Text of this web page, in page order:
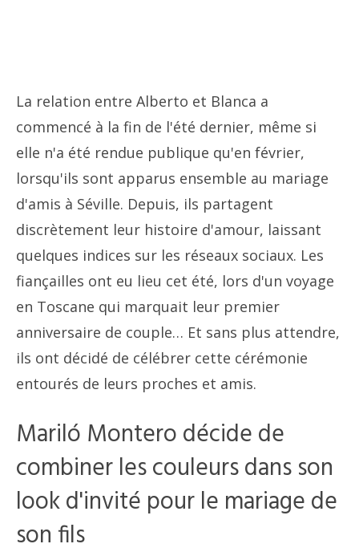
La relation entre Alberto et Blanca a
commencé à la fin de l'été dernier, même si
elle n'a été rendue publique qu'en février,
lorsqu'ils sont apparus ensemble au mariage
d'amis à Séville. Depuis, ils partagent
discrètement leur histoire d'amour, laissant
quelques indices sur les réseaux sociaux. Les
fiançailles ont eu lieu cet été, lors d'un voyage
en Toscane qui marquait leur premier
anniversaire de couple… Et sans plus attendre,
ils ont décidé de célébrer cette cérémonie
entourés de leurs proches et amis.
Mariló Montero décide de
combiner les couleurs dans son
look d'invité pour le mariage de
son fils